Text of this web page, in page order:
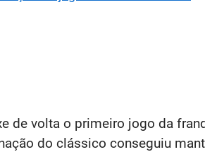
de volta o primeiro jogo da
do clássico conseguiu